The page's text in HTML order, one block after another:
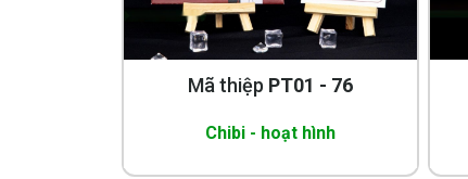
Mã thiệp PT01 - 76
Chibi - hoạt hình